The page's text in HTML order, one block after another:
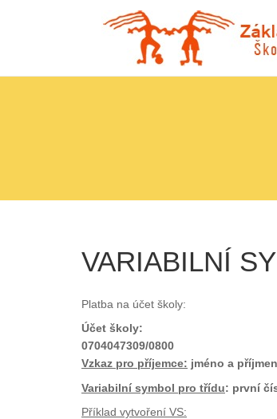
VARIABILNÍ
Platba na účet školy:
Účet školy:
0704047309/0800
Vzkaz pro příjemce: jméno a
Variabilní symbol pro třídu: první
Příklad vytvoření VS: